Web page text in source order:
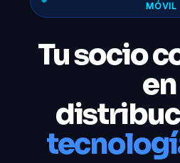
MÓVIL
Tu socio
en